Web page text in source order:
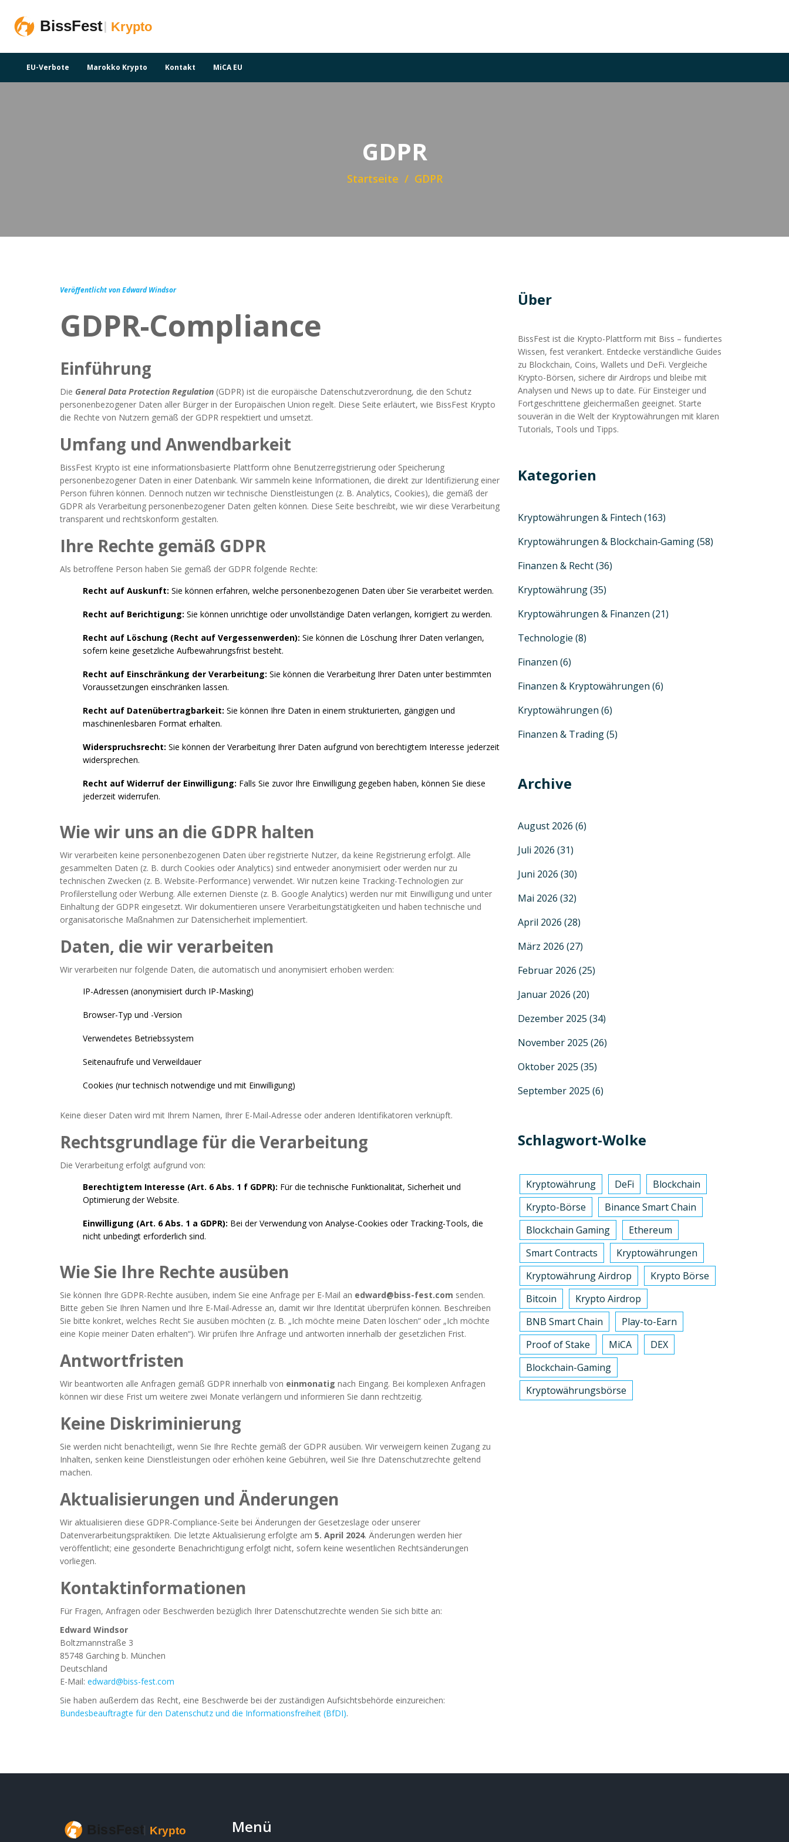
EU-Verbote Marokko Krypto Kontakt MiCA EU
GDPR
Startseite GDPR
Veröffentlicht von Edward Windsor
GDPR-Compliance
Einführung
Die General Data Protection Regulation (GDPR) ist die europäische Datenschutzverordnung, die den Schutz
personenbezogener Daten aller Bürger in der Europäischen Union regelt. Diese Seite erläutert, wie BissFest Krypto
die Rechte von Nutzern gemäß der GDPR respektiert und umsetzt.
Umfang und Anwendbarkeit
BissFest Krypto ist eine informationsbasierte Plattform ohne Benutzerregistrierung oder Speicherung
personenbezogener Daten in einer Datenbank. Wir sammeln keine Informationen, die direkt zur Identifizierung einer
Person führen können. Dennoch nutzen wir technische Dienstleistungen (z. B. Analytics, Cookies), die gemäß der
GDPR als Verarbeitung personenbezogener Daten gelten können. Diese Seite beschreibt, wie wir diese Verarbeitung
transparent und rechtskonform gestalten.
Ihre Rechte gemäß GDPR
Als betroffene Person haben Sie gemäß der GDPR folgende Rechte:
Recht auf Auskunft: Sie können erfahren, welche personenbezogenen Daten über Sie verarbeitet werden.
Recht auf Berichtigung: Sie können unrichtige oder unvollständige Daten verlangen, korrigiert zu werden.
Recht auf Löschung (Recht auf Vergessenwerden): Sie können die Löschung Ihrer Daten verlangen,
sofern keine gesetzliche Aufbewahrungsfrist besteht.
Recht auf Einschränkung der Verarbeitung: Sie können die Verarbeitung Ihrer Daten unter bestimmten
Voraussetzungen einschränken lassen.
Recht auf Datenübertragbarkeit: Sie können Ihre Daten in einem strukturierten, gängigen und
maschinenlesbaren Format erhalten.
Widerspruchsrecht: Sie können der Verarbeitung Ihrer Daten aufgrund von berechtigtem Interesse jederzeit
widersprechen.
Recht auf Widerruf der Einwilligung: Falls Sie zuvor Ihre Einwilligung gegeben haben, können Sie diese
jederzeit widerrufen.
Wie wir uns an die GDPR halten
Wir verarbeiten keine personenbezogenen Daten über registrierte Nutzer, da keine Registrierung erfolgt. Alle
gesammelten Daten (z. B. durch Cookies oder Analytics) sind entweder anonymisiert oder werden nur zu
technischen Zwecken (z. B. Website-Performance) verwendet. Wir nutzen keine Tracking-Technologien zur
Profilerstellung oder Werbung. Alle externen Dienste (z. B. Google Analytics) werden nur mit Einwilligung und unter
Einhaltung der GDPR eingesetzt. Wir dokumentieren unsere Verarbeitungstätigkeiten und haben technische und
organisatorische Maßnahmen zur Datensicherheit implementiert.
Daten, die wir verarbeiten
Wir verarbeiten nur folgende Daten, die automatisch und anonymisiert erhoben werden:
IP-Adressen (anonymisiert durch IP-Masking)
Browser-Typ und -Version
Verwendetes Betriebssystem
Seitenaufrufe und Verweildauer
Cookies (nur technisch notwendige und mit Einwilligung)
Keine dieser Daten wird mit Ihrem Namen, Ihrer E-Mail-Adresse oder anderen Identifikatoren verknüpft.
Rechtsgrundlage für die Verarbeitung
Die Verarbeitung erfolgt aufgrund von:
Berechtigtem Interesse (Art. 6 Abs. 1 f GDPR): Für die technische Funktionalität, Sicherheit und
Optimierung der Website.
Einwilligung (Art. 6 Abs. 1 a GDPR): Bei der Verwendung von Analyse-Cookies oder Tracking-Tools, die
nicht unbedingt erforderlich sind.
Wie Sie Ihre Rechte ausüben
Sie können Ihre GDPR-Rechte ausüben, indem Sie eine Anfrage per E-Mail an edward@biss-fest.com senden.
Bitte geben Sie Ihren Namen und Ihre E-Mail-Adresse an, damit wir Ihre Identität überprüfen können. Beschreiben
Sie bitte konkret, welches Recht Sie ausüben möchten (z. B. „Ich möchte meine Daten löschen“ oder „Ich möchte
eine Kopie meiner Daten erhalten“). Wir prüfen Ihre Anfrage und antworten innerhalb der gesetzlichen Frist.
Antwortfristen
Wir beantworten alle Anfragen gemäß GDPR innerhalb von einmonatig nach Eingang. Bei komplexen Anfragen
können wir diese Frist um weitere zwei Monate verlängern und informieren Sie dann rechtzeitig.
Keine Diskriminierung
Sie werden nicht benachteiligt, wenn Sie Ihre Rechte gemäß der GDPR ausüben. Wir verweigern keinen Zugang zu
Inhalten, senken keine Dienstleistungen oder erhöhen keine Gebühren, weil Sie Ihre Datenschutzrechte geltend
machen.
Aktualisierungen und Änderungen
Wir aktualisieren diese GDPR-Compliance-Seite bei Änderungen der Gesetzeslage oder unserer
Datenverarbeitungspraktiken. Die letzte Aktualisierung erfolgte am 5. April 2024. Änderungen werden hier
veröffentlicht; eine gesonderte Benachrichtigung erfolgt nicht, sofern keine wesentlichen Rechtsänderungen
vorliegen.
Kontaktinformationen
Für Fragen, Anfragen oder Beschwerden bezüglich Ihrer Datenschutzrechte wenden Sie sich bitte an:
Edward Windsor
Boltzmannstraße 3
85748 Garching b. München
Deutschland
E-Mail: edward@biss-fest.com
Sie haben außerdem das Recht, eine Beschwerde bei der zuständigen Aufsichtsbehörde einzureichen:
Bundesbeauftragte für den Datenschutz und die Informationsfreiheit (BfDI).
Über
BissFest ist die Krypto-Plattform mit Biss – fundiertes
Wissen, fest verankert. Entdecke verständliche Guides
zu Blockchain, Coins, Wallets und DeFi. Vergleiche
Krypto-Börsen, sichere dir Airdrops und bleibe mit
Analysen und News up to date. Für Einsteiger und
Fortgeschrittene gleichermaßen geeignet. Starte
souverän in die Welt der Kryptowährungen mit klaren
Tutorials, Tools und Tipps.
Kategorien
Kryptowährungen & Fintech (163)
Kryptowährungen & Blockchain‑Gaming(58)
Finanzen & Recht(36)
Kryptowährung(35)
Kryptowährungen & Finanzen (21)
Technologie (8)
Finanzen (6)
Finanzen & Kryptowährungen (6)
Kryptowährungen (6)
Finanzen & Trading(5)
Archive
August 2026 (6)
Juli 2026 (31)
Juni 2026 (30)
Mai 2026 (32)
April 2026 (28)
März 2026 (27)
Februar 2026 (25)
Januar 2026 (20)
Dezember 2025 (34)
November 2025 (26)
Oktober 2025 (35)
September 2025 (6)
Schlagwort-Wolke
Kryptowährung DeFi
Blockchain
Krypto-Börse
Binance Smart Chain
Blockchain Gaming
Ethereum
Smart Contracts
Kryptowährungen
Kryptowährung Airdrop
Krypto Börse
Bitcoin
Krypto Airdrop
BNB Smart Chain
Play-to-Earn
Proof of Stake
MiCA
DEX
Blockchain-Gaming
Kryptowährungsbörse
Menü